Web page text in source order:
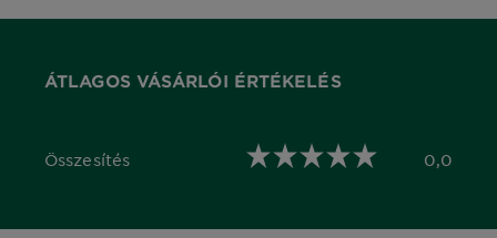
ÁTLAGOS VÁSÁRLÓI ÉRTÉKELÉS
Összesítés
0,0 out of 5 stars 0,0